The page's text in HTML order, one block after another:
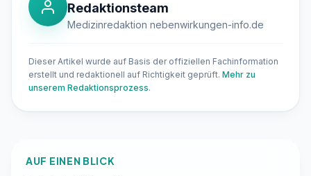
Redaktionsteam
Medizinredaktion nebenwirkungen-info.de
Dieser Artikel wurde auf Basis der offiziellen Fachinformation
erstellt und redaktionell auf Richtigkeit geprüft. Mehr zu
unserem Redaktionsprozess.
AUF EINEN BLICK